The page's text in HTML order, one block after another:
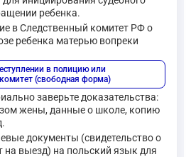
ребенка.
в Следственный комитет РФ о
ребенка матерью вопреки
в полицию или
(свободная форма)
заверьте доказательства:
жены, данные о школе, копию
документы (свидетельство о
на выезд) на польский язык для